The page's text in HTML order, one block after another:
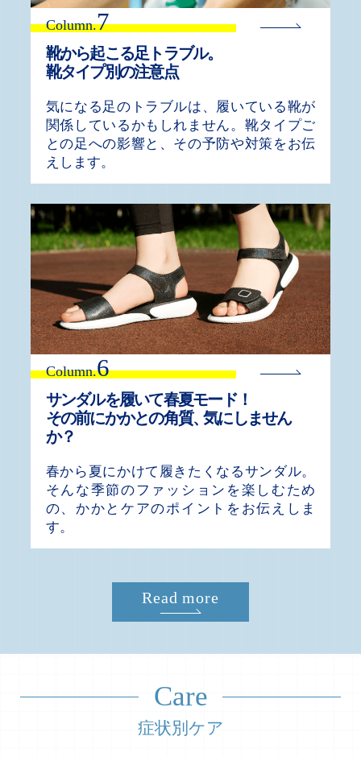
Column.7
靴から起こる足トラブル。
靴タイプ別の注意点
気になる足のトラブルは、履いている靴が
関係しているかもしれません。靴タイプご
との足への影響と、その予防や対策をお伝
えします。
Column.6
サンダルを履いて春夏モード！
その前にかかとの角質、気にしません
か？
春から夏にかけて履きたくなるサンダル。
そんな季節のファッションを楽しむため
の、かかとケアのポイントをお伝えしま
す。
Read more
Care
症状別ケア